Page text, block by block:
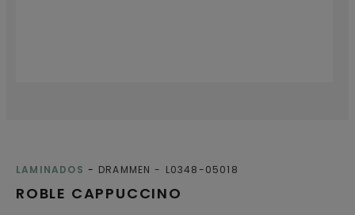
ROBLE CAPPUCCINO
LAMINADOS DRAMMEN L0348-05018